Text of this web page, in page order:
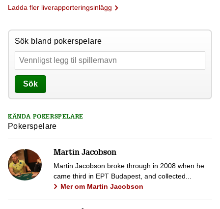
Ladda fler liverapporteringsinlägg
Sök bland pokerspelare
Sök
KÄNDA POKERSPELARE
Pokerspelare
Martin Jacobson
Martin Jacobson broke through in 2008 when he
came third in EPT Budapest, and collected...
Mer om Martin Jacobson